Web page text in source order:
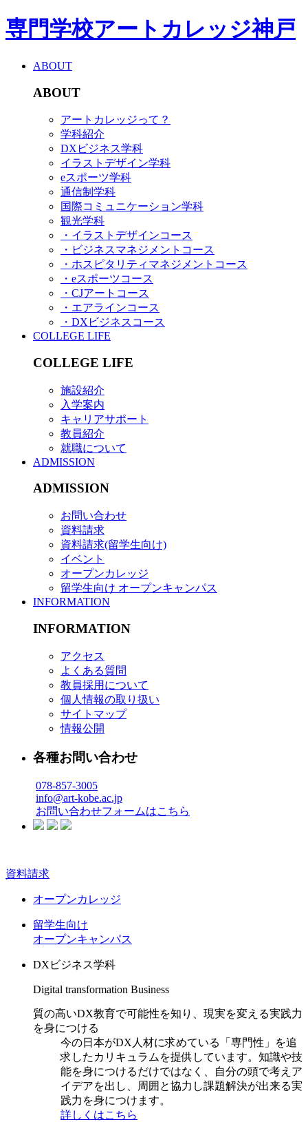
専門学校アートカレッジ神戸
ABOUT
ABOUT
アートカレッジって？
学科紹介
DXビジネス学科
イラストデザイン学科
eスポーツ学科
通信制学科
国際コミュニケーション学科
観光学科
・イラストデザインコース
・ビジネスマネジメントコース
・ホスピタリティマネジメントコース
・eスポーツコース
・CJアートコース
・エアラインコース
・DXビジネスコース
COLLEGE LIFE
COLLEGE LIFE
施設紹介
入学案内
キャリアサポート
教員紹介
就職について
ADMISSION
ADMISSION
お問い合わせ
資料請求
資料請求(留学生向け)
イベント
オープンカレッジ
留学生向け オープンキャンパス
INFORMATION
INFORMATION
アクセス
よくある質問
教員採用について
個人情報の取り扱い
サイトマップ
情報公開
各種お問い合わせ
078-857-3005
info@art-kobe.ac.jp
お問い合わせフォームはこちら
資料請求
オープンカレッジ
留学生向け
オープンキャンパス
DXビジネス学科
Digital transformation Business
質の高いDX教育で可能性を知り、現実を変える実践力
を身につける
今の日本がDX人材に求めている「専門性」を追
求したカリキュラムを提供しています。知識や技
能を身につけるだけではなく、自分の頭で考えア
イデアを出し、周囲と協力し課題解決が出来る実
践力を身につけます。
詳しくはこちら